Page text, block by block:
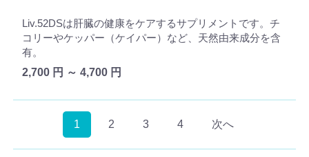
Liv.52DSは肝臓の健康をケアするサプリメントです。チ
コリーやケッパー（ケイパー）など、天然由来成分を含
有。
2,700 円 ～ 4,700 円
1 2 3 4 次へ